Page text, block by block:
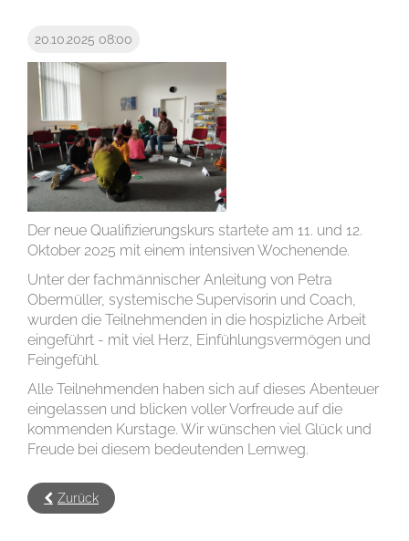
20.10.2025 08:00
Der neue Qualifizierungskurs startete am 11. und 12.
Oktober 2025 mit einem intensiven Wochenende.
Unter der fachmännischer Anleitung von Petra
Obermüller, systemische Supervisorin und Coach,
wurden die Teilnehmenden in die hospizliche Arbeit
eingeführt - mit viel Herz, Einfühlungsvermögen und
Feingefühl.
Alle Teilnehmenden haben sich auf dieses Abenteuer
eingelassen und blicken voller Vorfreude auf die
kommenden Kurstage. Wir wünschen viel Glück und
Freude bei diesem bedeutenden Lernweg.
Zurück